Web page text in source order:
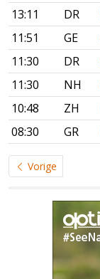
13:11
DR
11:51
GE
11:30
DR
11:30
NH
10:48
ZH
08:30
GR
Vorige